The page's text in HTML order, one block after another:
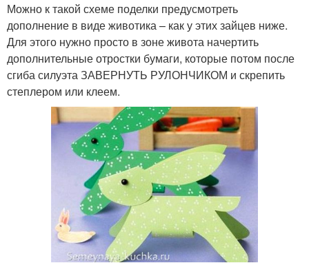
Можно к такой схеме поделки предусмотреть
дополнение в виде животика – как у этих зайцев ниже.
Для этого нужно просто в зоне живота начертить
дополнительные отростки бумаги, которые потом после
сгиба силуэта ЗАВЕРНУТЬ РУЛОНЧИКОМ и скрепить
степлером или клеем.